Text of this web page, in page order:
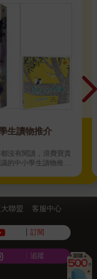
讀物推介
有閱讀，浪費寶貴
中小學生讀物推介
聯盟 客服中心
訂閱
追蹤